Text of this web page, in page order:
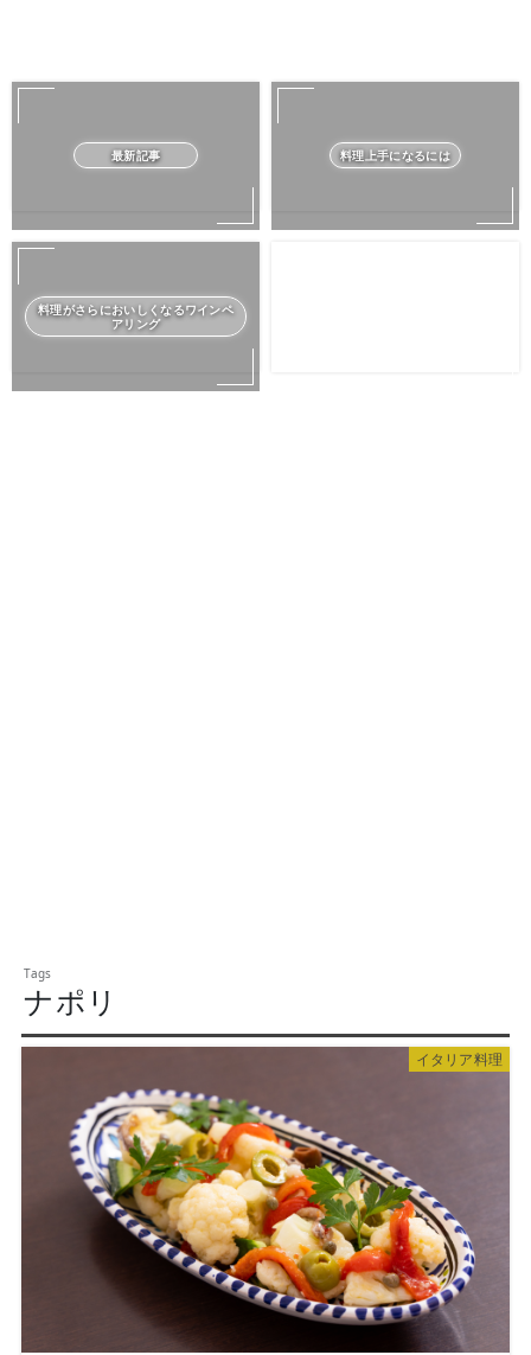
最新記事 料理上手になるには
料理がさらにおいしくなるワインペ
アリング
ナポリ
イタリア料理